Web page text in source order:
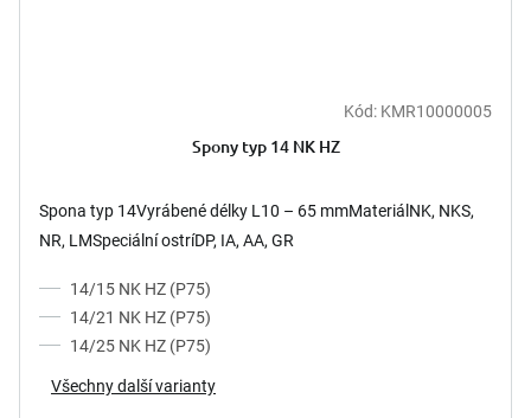
Kód: KMR10000005
Spony typ 14 NK HZ
Spona typ 14Vyrábené délky L10 – 65 mmMateriálNK, NKS,
NR, LMSpeciální ostríDP, IA, AA, GR
14/15 NK HZ (P75)
14/21 NK HZ (P75)
14/25 NK HZ (P75)
Všechny další varianty